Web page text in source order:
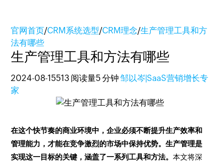
官网首页/CRM系统选型/CRM理念/生产管理工具和方
法有哪些
生产管理工具和方法有哪些
2024-08-15513 阅读量5 分钟 邹以岑|SaaS营销增长专
家
在这个快节奏的商业环境中，企业必须不断提升生产效率和
管理能力，才能在竞争激烈的市场中保持优势。生产管理是
实现这一目标的关键，涵盖了一系列工具和方法。本文将深